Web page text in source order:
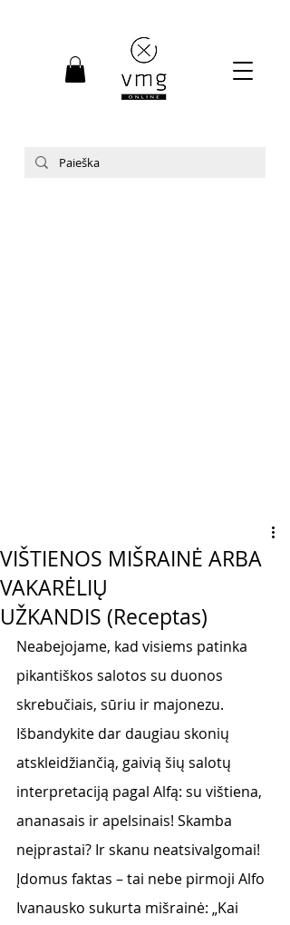
VIŠTIENOS MIŠRAINĖ ARBA
VAKARĖLIŲ
UŽKANDIS (Receptas)
Neabejojame, kad visiems patinka
pikantiškos salotos su duonos
skrebučiais, sūriu ir majonezu.
Išbandykite dar daugiau skonių
atskleidžiančią, gaivią šių salotų
interpretaciją pagal Alfą: su vištiena,
ananasais ir apelsinais! Skamba
neįprastai? Ir skanu neatsivalgomai!
Įdomus faktas – tai nebe pirmoji Alfo
Ivanausko sukurta mišrainė: „Kai